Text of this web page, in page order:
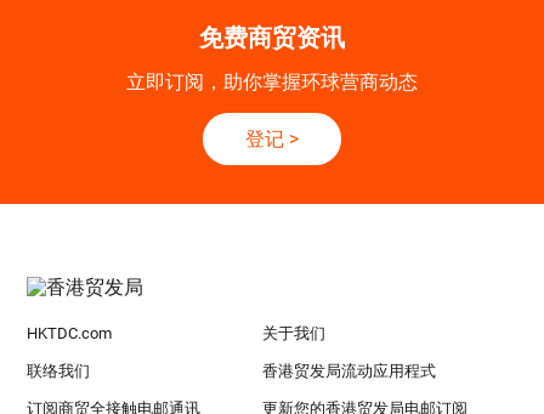
免费商贸资讯
立即订阅，助你掌握环球营商动态
登记 >
HKTDC.com 关于我们
联络我们 香港贸发局流动应用程式
订阅商贸全接触电邮通讯 更新您的香港贸发局电邮订阅